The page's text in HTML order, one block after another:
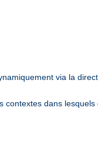
via la
contextes dans